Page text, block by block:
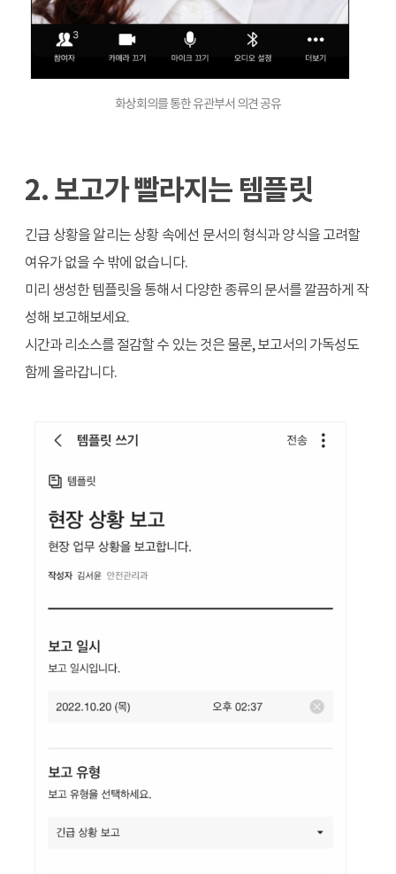
화상회의를 통한 유관부서 의견 공유
2. 보고가 빨라지는 템플릿
긴급 상황을 알리는 상황 속에선 문서의 형식과 양식을 고려할
여유가 없을 수 밖에 없습니다.
미리 생성한 템플릿을 통해서 다양한 종류의 문서를 깔끔하게 작
성해 보고해보세요.
시간과 리소스를 절감할 수 있는 것은 물론, 보고서의 가독성도
함께 올라갑니다.